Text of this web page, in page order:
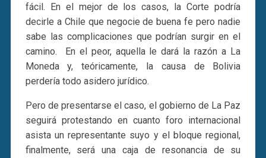
fácil. En el mejor de los casos, la Corte podría
decirle a Chile que negocie de buena fe pero nadie
sabe las complicaciones que podrían surgir en el
camino. En el peor, aquella le dará la razón a La
Moneda y, teóricamente, la causa de Bolivia
perdería todo asidero jurídico.
Pero de presentarse el caso, el gobierno de La Paz
seguirá protestando en cuanto foro internacional
asista un representante suyo y el bloque regional,
finalmente, será una caja de resonancia de su